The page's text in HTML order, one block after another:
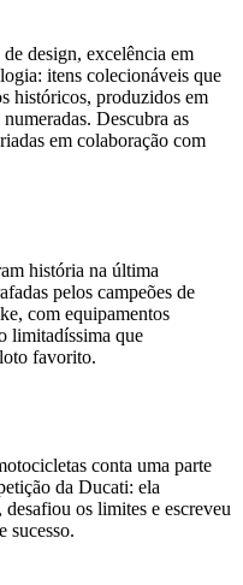
design, excelência em
itens colecionáveis ​​que
históricos, produzidos em
Descubra as
em colaboração com
história na última
pelos campeões de
com equipamentos
limitadíssima que
favorito.
conta uma parte
da Ducati: ela
desafiou os limites e escreveu
sucesso.